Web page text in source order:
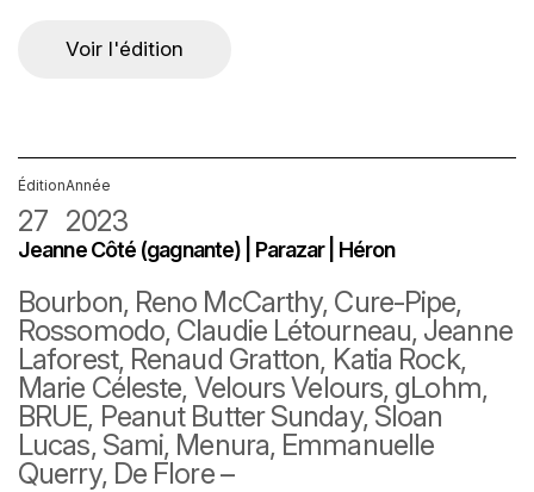
Voir l'édition
Édition
27
Année
2023
Jeanne Côté (gagnante) | Parazar | Héron
Bourbon, Reno McCarthy, Cure-Pipe,
Rossomodo, Claudie Létourneau, Jeanne
Laforest, Renaud Gratton, Katia Rock,
Marie Céleste, Velours Velours, gLohm,
BRUE, Peanut Butter Sunday, Sloan
Lucas, Sami, Menura, Emmanuelle
Querry, De Flore –